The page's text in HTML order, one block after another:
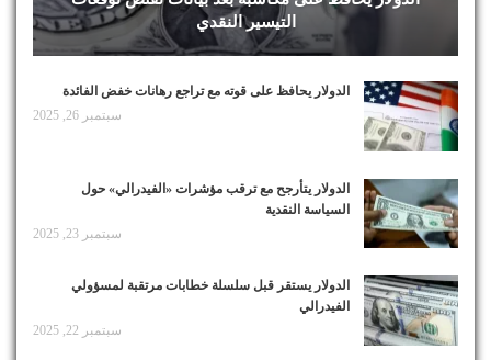
التيسير النقدي
الدولار يحافظ على قوته مع تراجع رهانات خفض الفائدة
سبتمبر 26, 2025
الدولار يتأرجح مع ترقب مؤشرات «الفيدرالي» حول
السياسة النقدية
سبتمبر 23, 2025
الدولار يستقر قبل سلسلة خطابات مرتقبة لمسؤولي
الفيدرالي
سبتمبر 22, 2025